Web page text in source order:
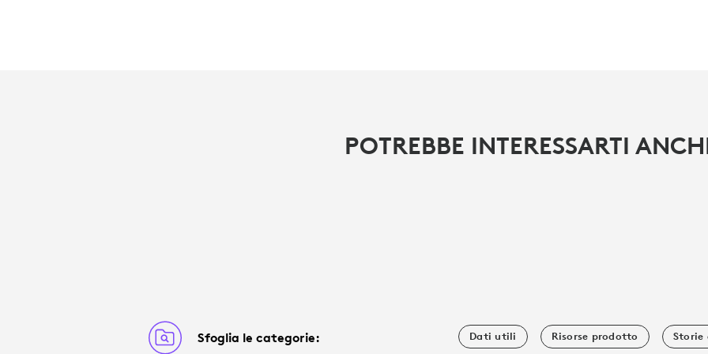
POTREBBE INTERESSARTI
Sfoglia le categorie: Dati utili Risorse prodotto Storie